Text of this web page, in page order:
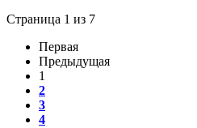
Страница 1 из 7
Первая
Предыдущая
1
2
3
4